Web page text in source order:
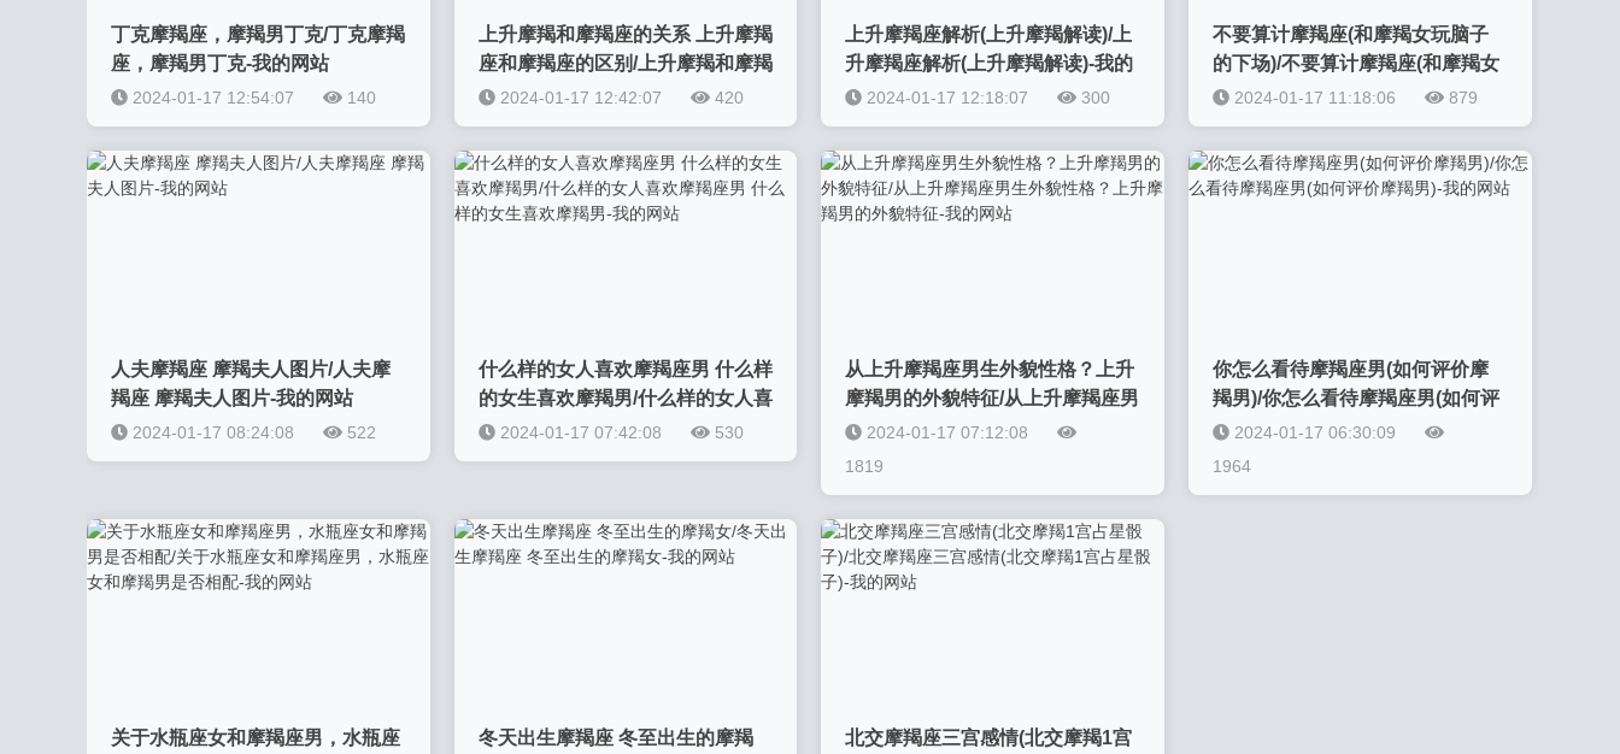
丁克摩羯座，摩羯男丁克/丁克摩羯
座，摩羯男丁克-我的网站
2024-01-17 12:54:07 140
上升摩羯和摩羯座的关系 上升摩羯
座和摩羯座的区别/上升摩羯和摩羯
座的关系 上升摩羯座和摩羯座的区
2024-01-17 12:42:07 420
上升摩羯座解析(上升摩羯解读)/上
升摩羯座解析(上升摩羯解读)-我的
网站2024-01-17 12:18:07 300
不要算计摩羯座(和摩羯女玩脑子
的下场)/不要算计摩羯座(和摩羯女
玩脑子的下场)-我的网站
2024-01-17 11:18:06 879
人夫摩羯座 摩羯夫人图片/人夫摩
羯座 摩羯夫人图片-我的网站
2024-01-17 08:24:08 522
什么样的女人喜欢摩羯座男 什么样
的女生喜欢摩羯男/什么样的女人喜
欢摩羯座男 什么样的女生喜欢摩羯
2024-01-17 07:42:08 530
从上升摩羯座男生外貌性格？上升
摩羯男的外貌特征/从上升摩羯座男
生外貌性格？上升摩羯男的外貌特
征-我的网站
2024-01-17 07:12:08
1819
你怎么看待摩羯座男(如何评价摩
羯男)/你怎么看待摩羯座男(如何评
价摩羯男)-我的网站
2024-01-17 06:30:09
1964
关于水瓶座女和摩羯座男，水瓶座 冬天出生摩羯座 冬至出生的摩羯 北交摩羯座三宫感情(北交摩羯1宫